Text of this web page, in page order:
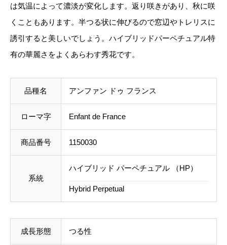
n
f
a
n
d
a
e
個
ト上では未記載となっております。
ご注文後にお送りする「ご注文確定メール」にて、送
料を含めて調整した金額をお知らせいたします。送料
ルを承っております。
事前のお見積もりがご希望の場合は「お問い合わせフ
ォーム」よりご連絡をお願いいたします。
は気温によって濃淡が変化します。返り咲きがあり、秋に咲
くこともあります。半つる状に伸びるので窓辺やトレリスに
誘引すると美しいでしょう。ハイブリッドパーペチュアル特
有の華麗さをよくあらわす秀花です。
品種名 アンファン ドゥ フランス
ローマ字 Enfant de France
商品番号 1150030
系統
ハイブリッド パーペチュアル （HP）
Hybrid Perpetual
成長形態 つる性